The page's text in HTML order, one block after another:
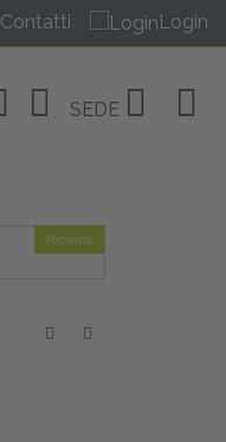
Contatti Login
SEDE
Ricerca